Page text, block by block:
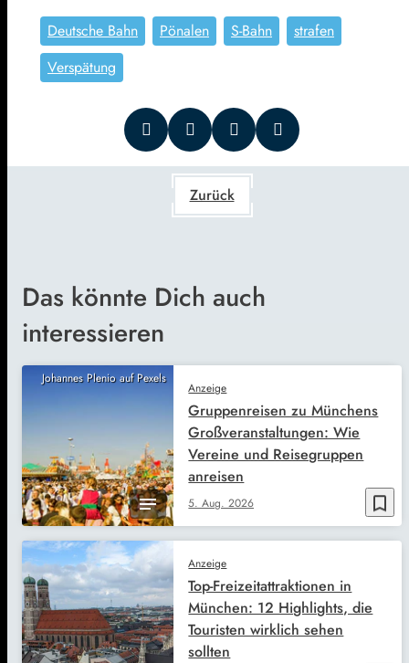
Deutsche Bahn Pönalen S-Bahn
strafen
Verspätung
Zurück
Das könnte Dich auch
interessieren
Johannes Plenio auf Pexels
bookmark_border
Anzeige
5. Aug. 2026
Gruppenreisen zu Münchens
Großveranstaltungen: Wie
Vereine und Reisegruppen
anreisen
Anzeige
Top-Freizeitattraktionen in
München: 12 Highlights, die
Touristen wirklich sehen
sollten